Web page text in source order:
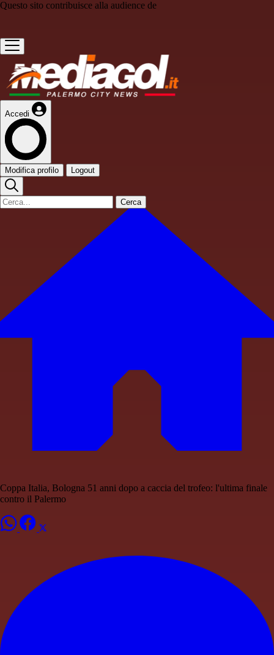
Questo sito contribuisce alla audience de
Accedi
Modifica profilo Logout
Cerca
Coppa Italia, Bologna 51 anni dopo a caccia del trofeo: l'ultima finale
contro il Palermo